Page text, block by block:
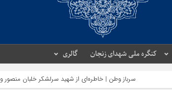
کنگره ملی شهدای زنجان گالری
سرباز وطن | خاطره‌ای از شهید سرلشکر خلبان منصور وطن‌پور